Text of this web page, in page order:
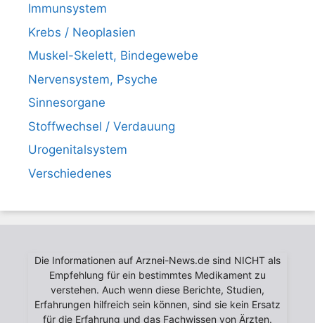
Immunsystem
Krebs / Neoplasien
Muskel-Skelett, Bindegewebe
Nervensystem, Psyche
Sinnesorgane
Stoffwechsel / Verdauung
Urogenitalsystem
Verschiedenes
Die Informationen auf Arznei-News.de sind NICHT als
Empfehlung für ein bestimmtes Medikament zu
verstehen. Auch wenn diese Berichte, Studien,
Erfahrungen hilfreich sein können, sind sie kein Ersatz
für die Erfahrung und das Fachwissen von Ärzten.